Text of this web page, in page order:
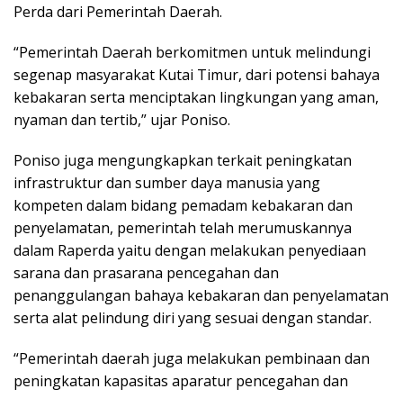
Perda dari Pemerintah Daerah.
“Pemerintah Daerah berkomitmen untuk melindungi
segenap masyarakat Kutai Timur, dari potensi bahaya
kebakaran serta menciptakan lingkungan yang aman,
nyaman dan tertib,” ujar Poniso.
Poniso juga mengungkapkan terkait peningkatan
infrastruktur dan sumber daya manusia yang
kompeten dalam bidang pemadam kebakaran dan
penyelamatan, pemerintah telah merumuskannya
dalam Raperda yaitu dengan melakukan penyediaan
sarana dan prasarana pencegahan dan
penanggulangan bahaya kebakaran dan penyelamatan
serta alat pelindung diri yang sesuai dengan standar.
“Pemerintah daerah juga melakukan pembinaan dan
peningkatan kapasitas aparatur pencegahan dan